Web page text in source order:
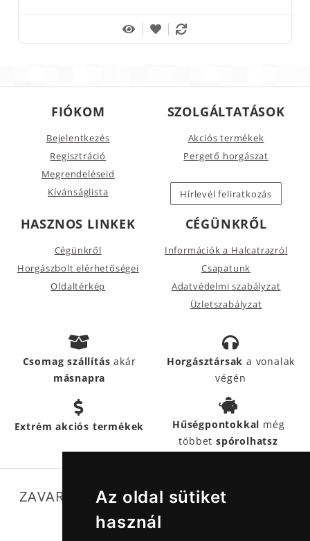
Az oldal sütiket
használ
FIÓKOM
Bejelentkezés
Regisztráció
Megrendeléseid
Kívánságlista
SZOLGÁLTATÁSOK
Akciós termékek
Pergető horgászat
Hírlevél feliratkozás
HASZNOS LINKEK
Cégünkről
Horgászbolt elérhetőségei
Oldaltérkép
CÉGÜNKRŐL
Információk a Halcatrazról
Csapatunk
Adatvédelmi szabályzat
Üzletszabályzat
Csomag szállításakár
másnapra
Horgásztársak a vonalak
végén
Extrém akciós termékek Hűségpontokkal még
többetspórolhatsz
ZAVARTALAN MŰKÖDÉSÜNKET SEGÍTIK